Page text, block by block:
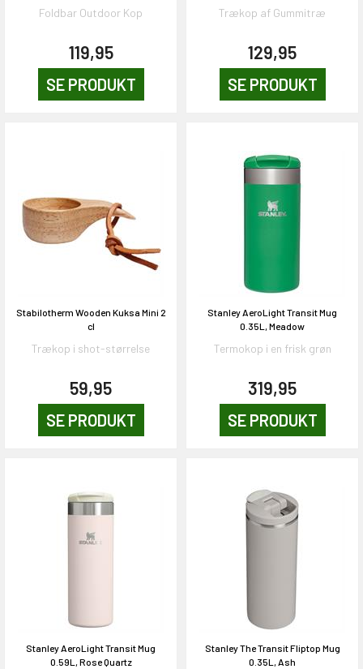
Foldbar Outdoor Kop
119,95
SE PRODUKT
Trækop af Gummitræ
129,95
SE PRODUKT
Stabilotherm Wooden Kuksa Mini 2
cl
Trækop i shot-størrelse
59,95
SE PRODUKT
Stanley AeroLight Transit Mug
0.35L, Meadow
Termokop i en frisk grøn
319,95
SE PRODUKT
Stanley AeroLight Transit Mug
0.59L, Rose Quartz
Stanley The Transit Fliptop Mug
0.35L, Ash